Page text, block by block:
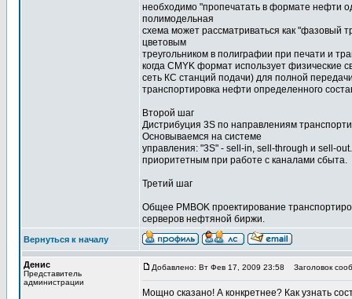
необходимо "пропечатать в формате нефти
полимодельная
схема может рассматриваться как "фазовый
цветовым
треугольником в полиграфии при печати и
когда CMYK формат использует физические
сеть КС станций подачи) для полной
транспортировка нефти определенного
Второй шаг
Дистрибуция 3S по направлениям
Основываемся на системе
управления: "3S" - sell-in, sell-through и sell-
приоритетным при работе с каналами сбыта.
Третий шаг
Общее PMBOK проектирование
серверов нефтяной биржи.
Вернуться к началу
Денис
Представитель
администрации
Добавлено: Вт Фев 17, 2009 23:58 Заголовок
Мощно сказано! А конкретнее? Как узнать